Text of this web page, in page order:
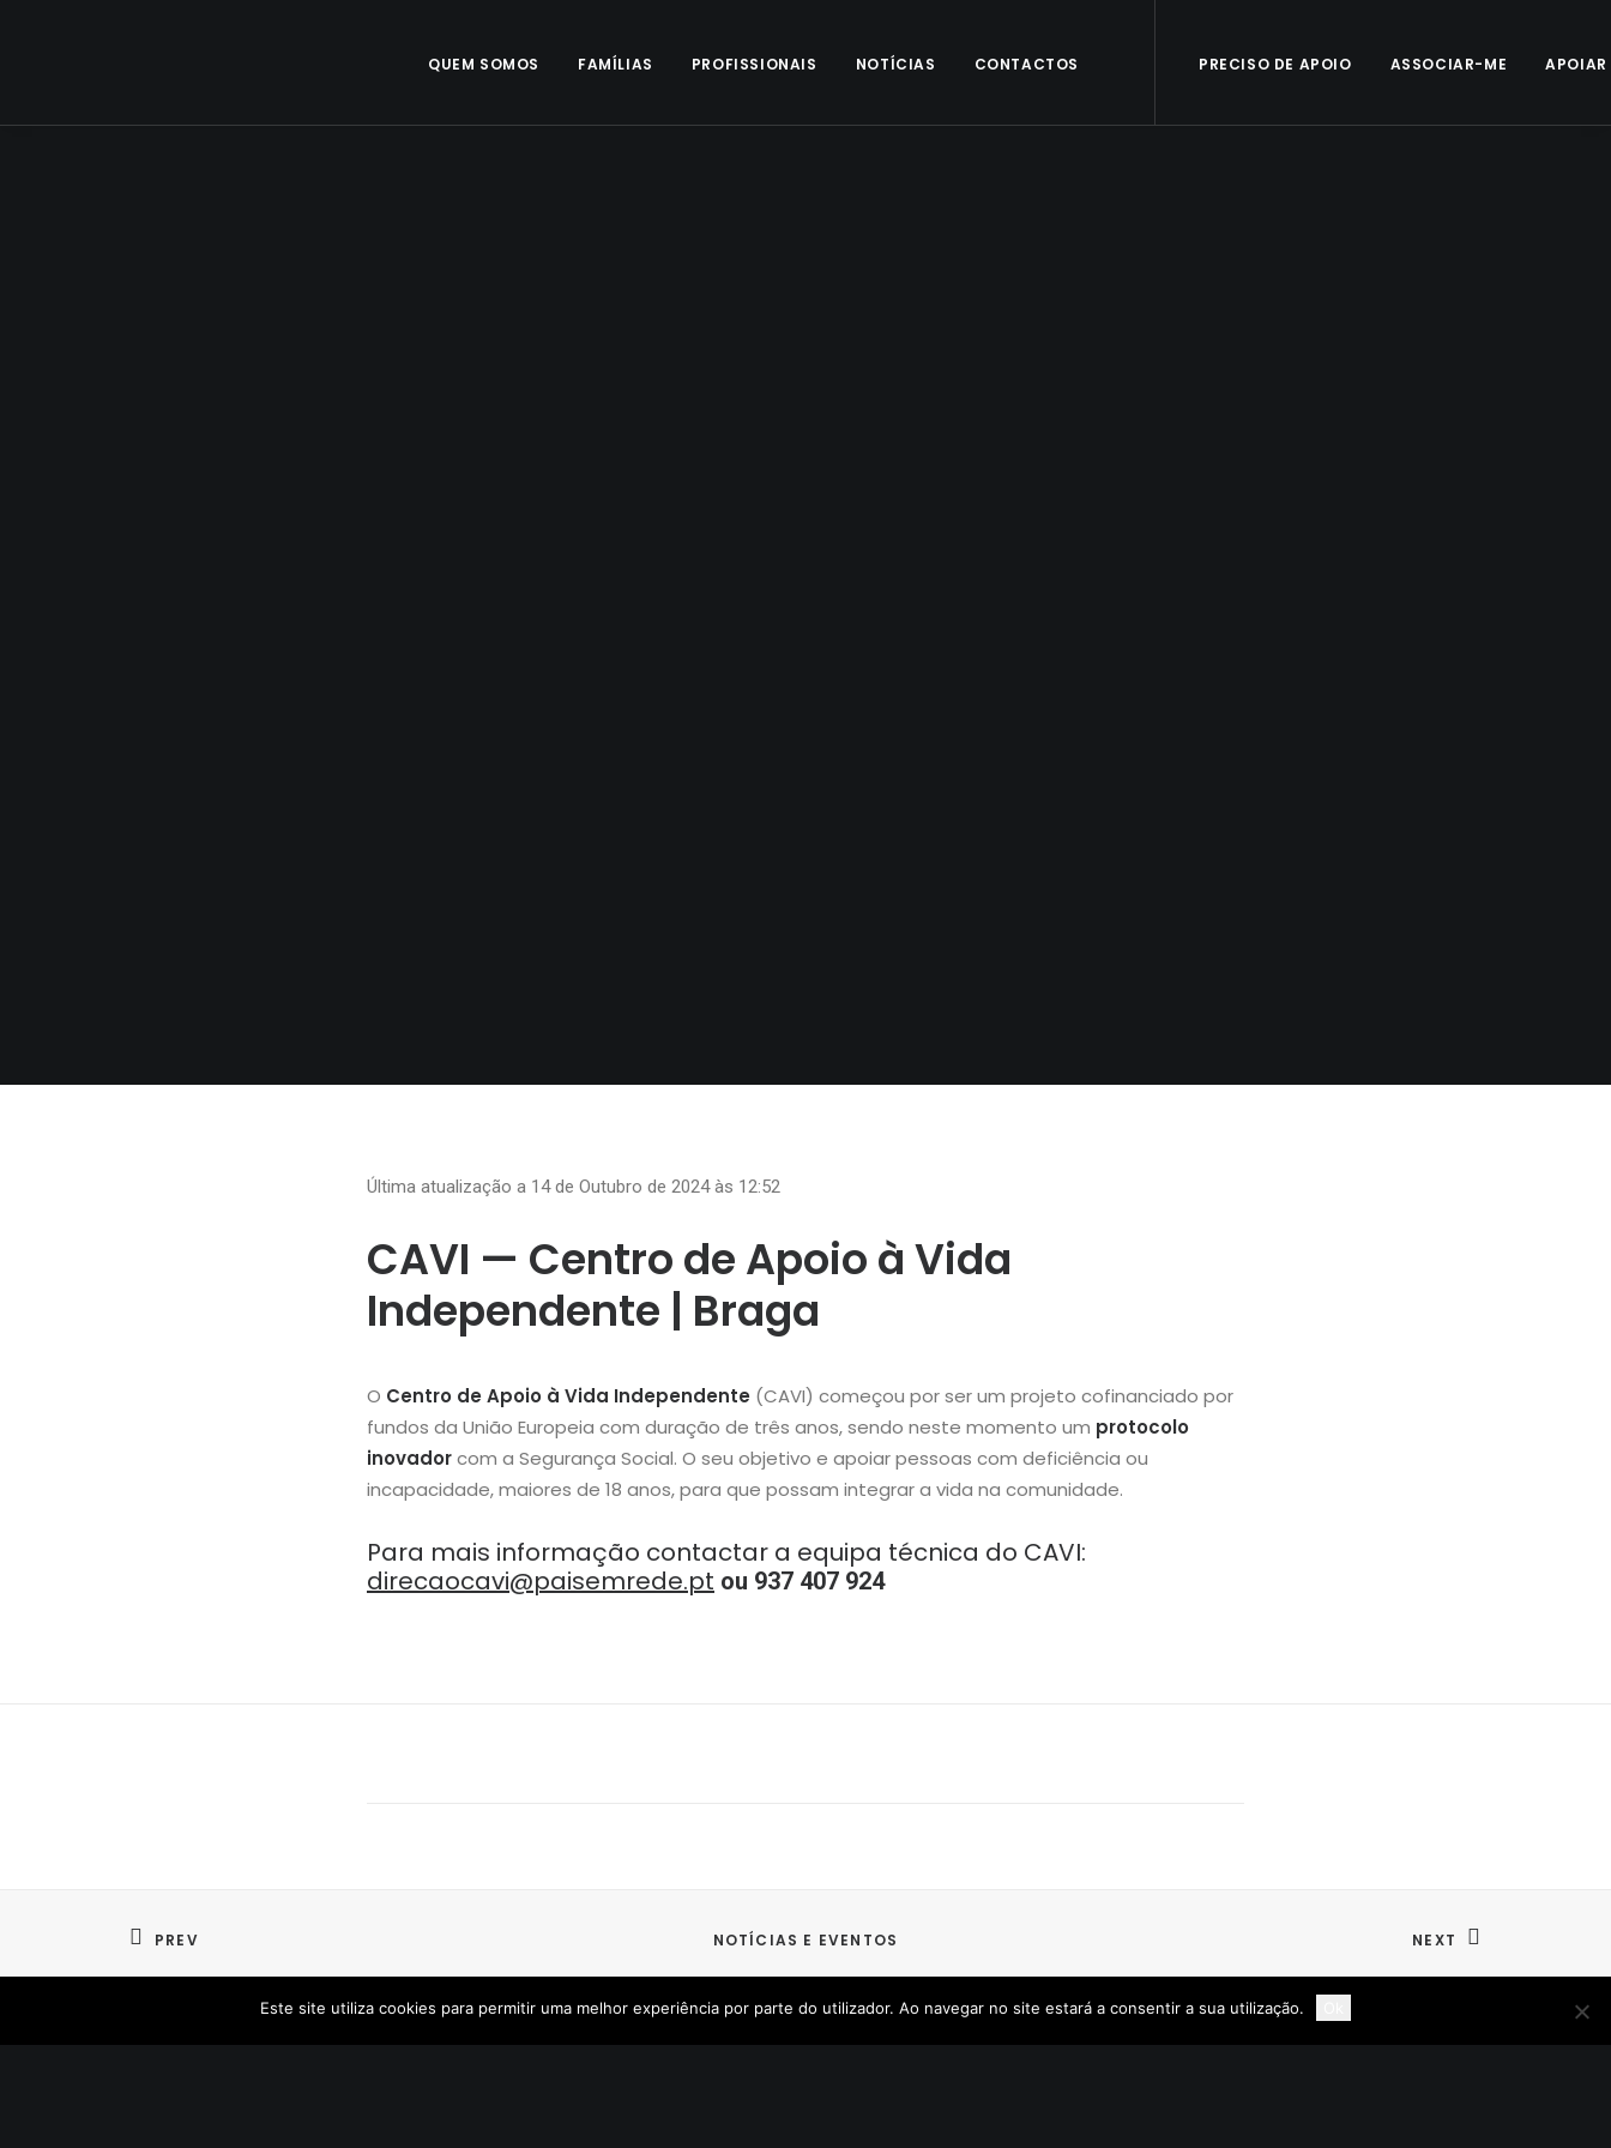
QUEM SOMOS FAMÍLIAS PROFISSIONAIS NOTÍCIAS CONTACTOS PRECISO DE APOIO ASSOCIAR-ME APOIAR
Última atualização a 14 de Outubro de 2024 às 12:52
CAVI — Centro de Apoio à Vida
Independente | Braga
O Centro de Apoio à Vida Independente (CAVI) começou por ser um projeto cofinanciado por
fundos da União Europeia com duração de três anos, sendo neste momento um protocolo
inovadorcom a Segurança Social. O seu objetivo e apoiar pessoas com deficiência ou
incapacidade, maiores de 18 anos, para que possam integrar a vida na comunidade.
Para mais informação contactar a equipa técnica do CAVI:
direcaocavi@paisemrede.pt ou 937 407 924
PREV NOTÍCIAS E EVENTOS NEXT
Este site utiliza cookies para permitir uma melhor experiência por parte do utilizador. Ao navegar no site estará a consentir a sua utilização.